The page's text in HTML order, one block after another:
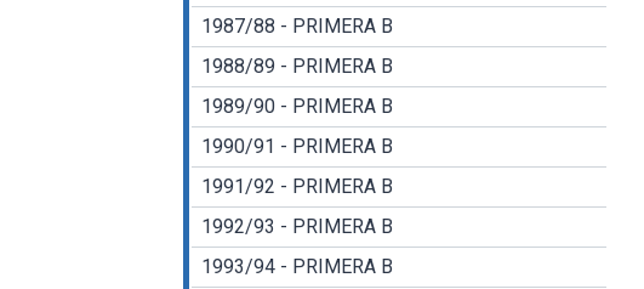
1987/88 - PRIMERA B
1988/89 - PRIMERA B
1989/90 - PRIMERA B
1990/91 - PRIMERA B
1991/92 - PRIMERA B
1992/93 - PRIMERA B
1993/94 - PRIMERA B